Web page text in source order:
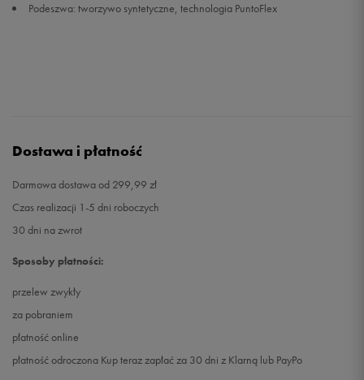
46,5 29,7 cm Powiadom o dostępności
Podeszwa: tworzywo syntetyczne, technologia PuntoFlex
Dostawa i płatność
Darmowa dostawa od 299,99 zł
Czas realizacji 1-5 dni roboczych
30 dni na zwrot
Sposoby płatności:
przelew zwykły
za pobraniem
płatność online
płatność odroczona Kup teraz zapłać za 30 dni z Klarną lub PayPo